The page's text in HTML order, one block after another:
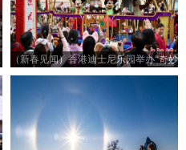
（新春见闻）香港迪士尼乐园举办“奇妙
年年” 活动贺新年